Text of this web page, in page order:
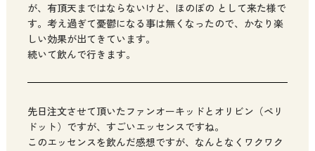
が、有頂天まではならないけど、ほのぼの として来た様で
す。考え過ぎて憂鬱になる事は無くなったので、かなり楽
しい効果が出てきています。
続いて飲んで行きます。
先日注文させて頂いたファンオーキッドとオリビン（ペリ
ドット）ですが、すごいエッセンスですね。
このエッセンスを飲んだ感想ですが、なんとなくワクワク